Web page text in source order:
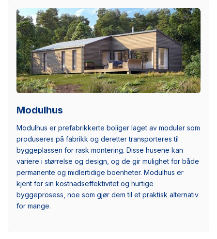
Modulhus
Modulhus er prefabrikkerte boliger laget av moduler som
produseres på fabrikk og deretter transporteres til
byggeplassen for rask montering. Disse husene kan
variere i størrelse og design, og de gir mulighet for både
permanente og midlertidige boenheter. Modulhus er
kjent for sin kostnadseffektivitet og hurtige
byggeprosess, noe som gjør dem til et praktisk alternativ
for mange.